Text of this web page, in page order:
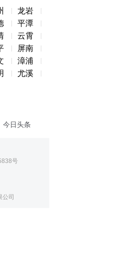
龙岩
平潭
云霄
屏南
漳浦
尤溪
今日头条
号
司